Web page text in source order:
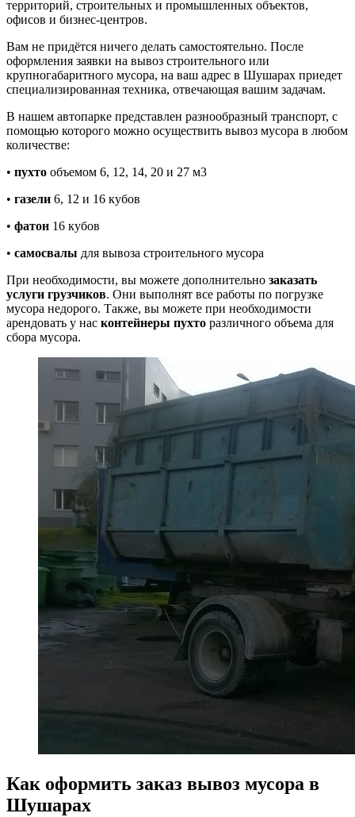
территорий, строительных и промышленных объектов,
офисов и бизнес-центров.
Вам не придётся ничего делать самостоятельно. После
оформления заявки на вывоз строительного или
крупногабаритного мусора, на ваш адрес в Шушарах приедет
специализированная техника, отвечающая вашим задачам.
В нашем автопарке представлен разнообразный транспорт, с
помощью которого можно осуществить вывоз мусора в любом
количестве:
• пухто объемом 6, 12, 14, 20 и 27 м3
• газели 6, 12 и 16 кубов
• фатон 16 кубов
• самосвалы для вывоза строительного мусора
При необходимости, вы можете дополнительно заказать
услуги грузчиков. Они выполнят все работы по погрузке
мусора недорого. Также, вы можете при необходимости
арендовать у нас контейнеры пухто различного объема для
сбора мусора.
Как оформить заказ вывоз мусора в
Шушарах